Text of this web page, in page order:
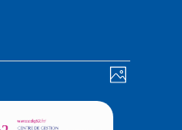
de
Photo